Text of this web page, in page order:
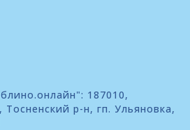
187010,
Тосненский р-н, гп. Ульяновка,